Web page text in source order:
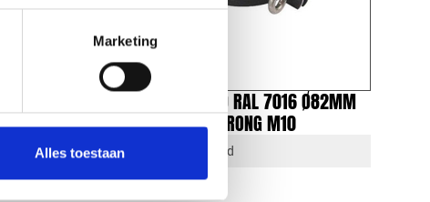
Marketing
Alles toestaan
Ø102MM HWA BEUGEL 3D RAL 7016 Ø82MM
TBV DUBBELE WRONG M10
1-4 dagen levertijd